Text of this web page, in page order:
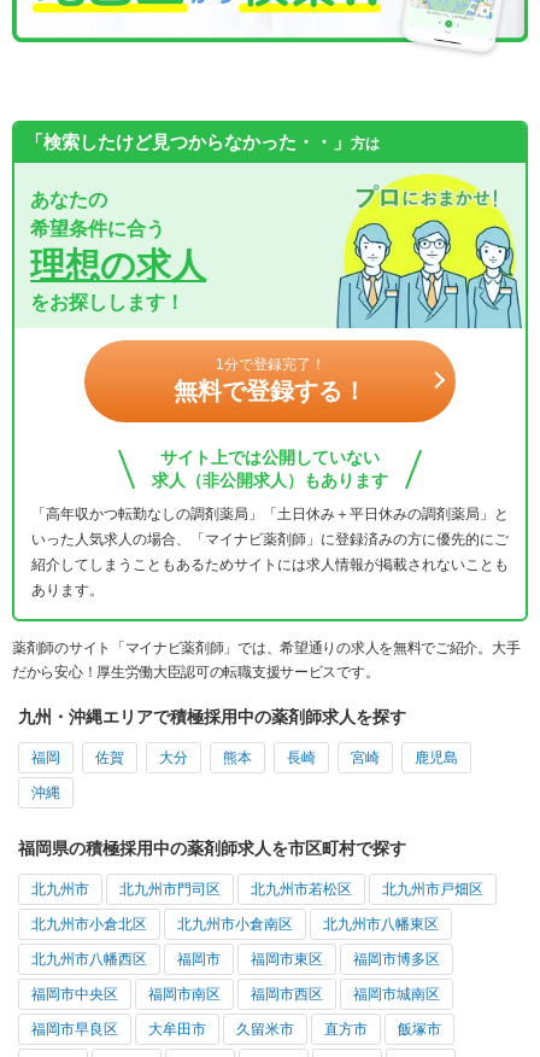
「検索したけど見つからなかった・・」 方は
あなたの
希望条件に合う
理想の求人
をお探しします！
1分で登録完了！
無料で登録する！
サイト上では公開していない
求人（非公開求人）もあります
「高年収かつ転勤なしの調剤薬局」「土日休み＋平日休みの調剤薬局」と
いった人気求人の場合、「マイナビ薬剤師」に登録済みの方に優先的にご
紹介してしまうこともあるためサイトには求人情報が掲載されないことも
あります。
薬剤師のサイト「マイナビ薬剤師」では、希望通りの求人を無料でご紹介。大手
だから安心！厚生労働大臣認可の転職支援サービスです。
九州・沖縄エリアで積極採用中の薬剤師求人を探す
福岡 佐賀 大分 熊本 長崎 宮崎 鹿児島
沖縄
福岡県の積極採用中の薬剤師求人を市区町村で探す
北九州市 北九州市門司区 北九州市若松区 北九州市戸畑区
北九州市小倉北区 北九州市小倉南区 北九州市八幡東区
北九州市八幡西区 福岡市 福岡市東区 福岡市博多区
福岡市中央区 福岡市南区 福岡市西区 福岡市城南区
福岡市早良区 大牟田市 久留米市 直方市 飯塚市